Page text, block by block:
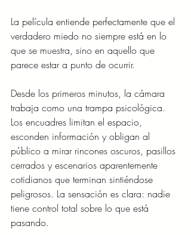
La película entiende perfectamente que el
verdadero miedo no siempre está en lo
que se muestra, sino en aquello que
parece estar a punto de ocurrir.
Desde los primeros minutos, la cámara
trabaja como una trampa psicológica.
Los encuadres limitan el espacio,
esconden información y obligan al
público a mirar rincones oscuros, pasillos
cerrados y escenarios aparentemente
cotidianos que terminan sintiéndose
peligrosos. La sensación es clara: nadie
tiene control total sobre lo que está
pasando.